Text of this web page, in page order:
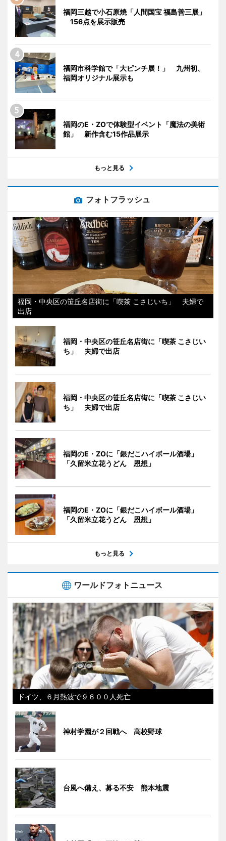
福岡三越で小石原焼「人間国宝 福島善三展」
156点を展示販売
福岡市科学館で「大ピンチ展！」 九州初、
福岡オリジナル展示も
福岡のE・ZOで体験型イベント「魔法の美術
館」 新作含む15作品展示
もっと見る
フォトフラッシュ
福岡・中央区の笹丘名店街に「喫茶 こさじいち」 夫婦で
出店
福岡・中央区の笹丘名店街に「喫茶 こさじい
ち」 夫婦で出店
福岡・中央区の笹丘名店街に「喫茶 こさじい
ち」 夫婦で出店
福岡のE・ZOに「銀だこハイボール酒場」
「久留米立花うどん 恩想」
福岡のE・ZOに「銀だこハイボール酒場」
「久留米立花うどん 恩想」
もっと見る
ワールドフォトニュース
ドイツ、６月熱波で９６００人死亡
神村学園が２回戦へ 高校野球
台風へ備え、募る不安 熊本地震